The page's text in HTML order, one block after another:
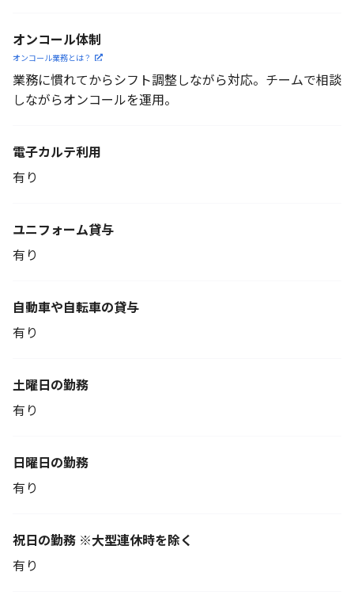
オンコール体制
オンコール業務とは？
業務に慣れてからシフト調整しながら対応。チームで相談
しながらオンコールを運用。
電子カルテ利用
有り
ユニフォーム貸与
有り
自動車や自転車の貸与
有り
土曜日の勤務
有り
日曜日の勤務
有り
祝日の勤務 ※大型連休時を除く
有り